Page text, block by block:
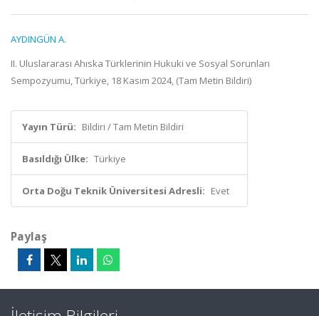
AYDINGÜN A.
II. Uluslararası Ahıska Türklerinin Hukuki ve Sosyal Sorunları
Sempozyumu, Türkiye, 18 Kasım 2024, (Tam Metin Bildiri)
Yayın Türü: Bildiri / Tam Metin Bildiri
Basıldığı Ülke: Türkiye
Orta Doğu Teknik Üniversitesi Adresli: Evet
Paylaş